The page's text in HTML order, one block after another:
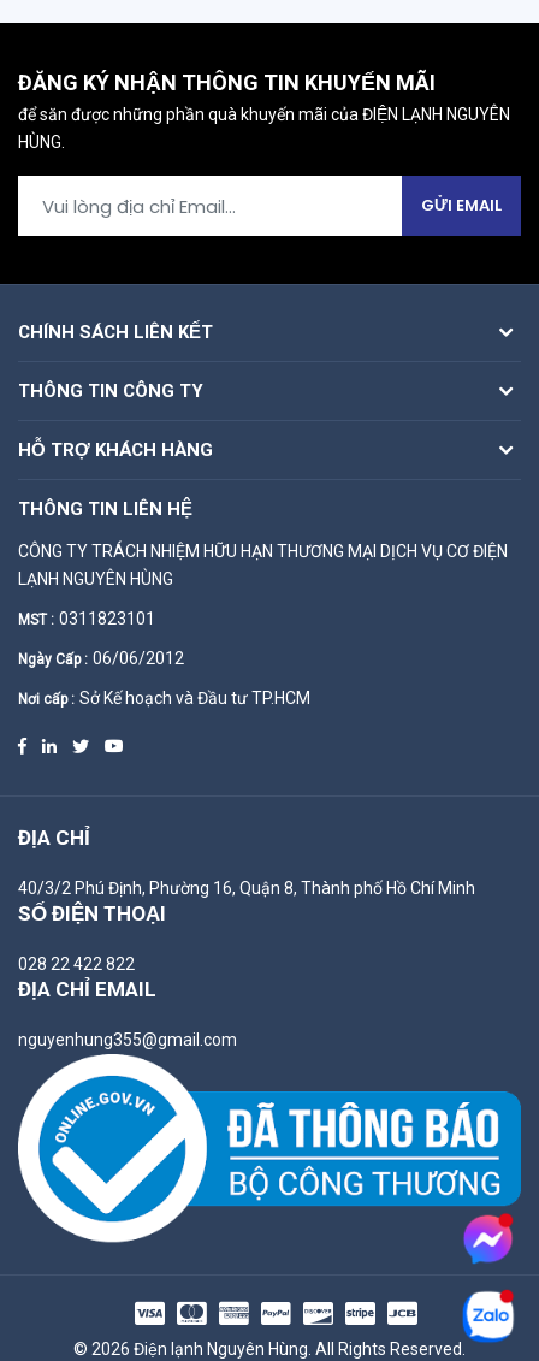
ĐĂNG KÝ NHẬN THÔNG TIN KHUYẾN MÃI
để săn được những phần quà khuyến mãi của ĐIỆN LẠNH NGUYÊN
HÙNG.
GỬI EMAIL
CHÍNH SÁCH LIÊN KẾT
THÔNG TIN CÔNG TY
HỖ TRỢ KHÁCH HÀNG
THÔNG TIN LIÊN HỆ
CÔNG TY TRÁCH NHIỆM HỮU HẠN THƯƠNG MẠI DỊCH VỤ CƠ ĐIỆN
LẠNH NGUYÊN HÙNG
MST : 0311823101
Ngày Cấp : 06/06/2012
Nơi cấp : Sở Kế hoạch và Đầu tư TP.HCM
ĐỊA CHỈ
40/3/2 Phú Định, Phường 16, Quận 8, Thành phố Hồ Chí Minh
SỐ ĐIỆN THOẠI
028 22 422 822
ĐỊA CHỈ EMAIL
nguyenhung355@gmail.com
© 2026 Điện lạnh Nguyên Hùng. All Rights Reserved.